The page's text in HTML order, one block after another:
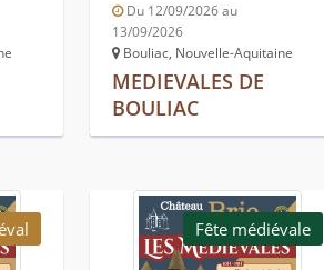
Du 12/09/2026 au
13/09/2026
Bouliac, Nouvelle-Aquitaine
MEDIEVALES DE
BOULIAC
Fête médiévale